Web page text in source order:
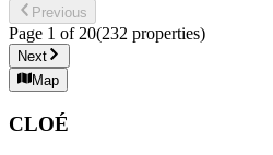
Previous
Page 1 of 20(232 properties)
Next
Map
CLOÉ